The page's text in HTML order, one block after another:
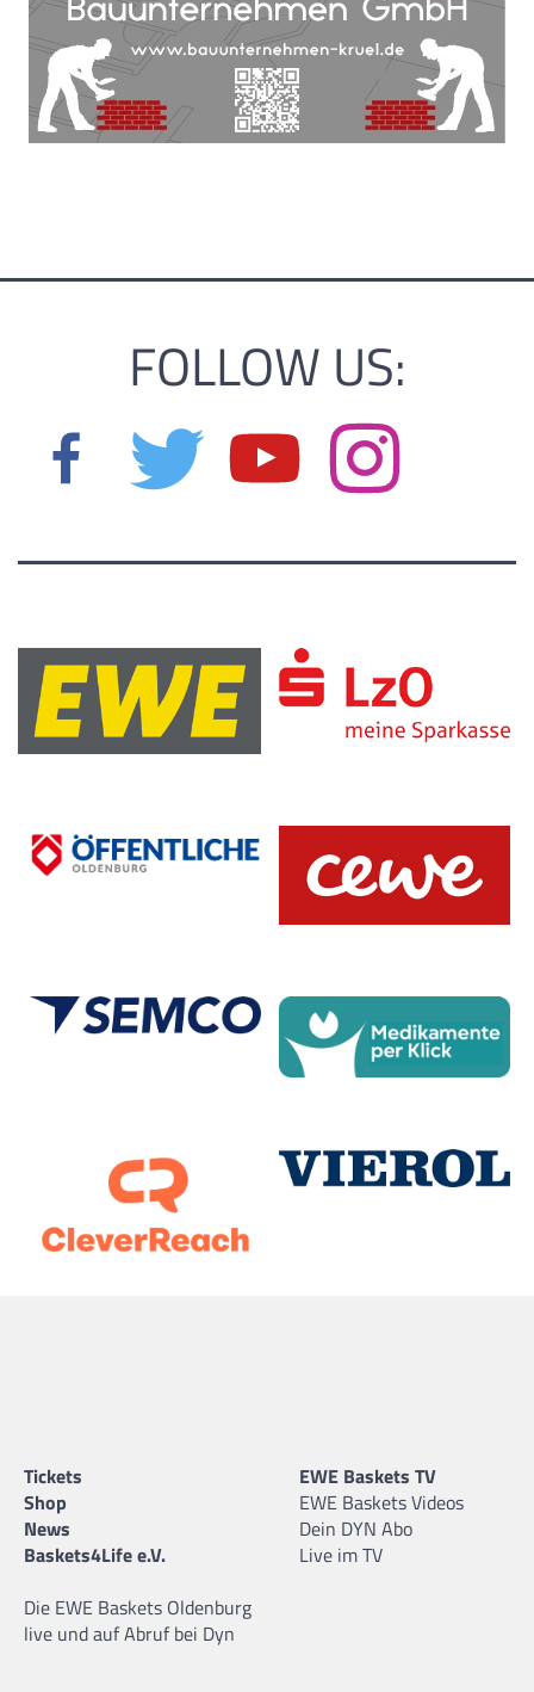
FOLLOW US:
Tickets
Shop
News
Baskets4Life e.V.
Die EWE Baskets Oldenburg
live und auf Abruf bei Dyn
EWE Baskets TV
EWE Baskets Videos
Dein DYN Abo
Live im TV